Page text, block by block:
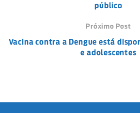
público
Próximo Post
Vacina contra a Dengue está
e adolescentes